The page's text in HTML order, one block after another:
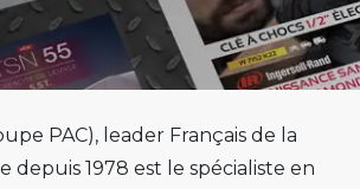
PAC), leader Français de la
depuis 1978 est le spécialiste en